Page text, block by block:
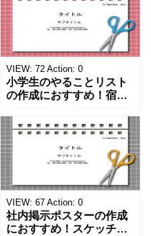
VIEW: 72 Action: 0
小学生のやることリスト
の作成におすすめ！宿題
事をまとめたい時のフォ
ーマットにおすすめしま
す。 ノートタイプのフォ
ーマットで文字入れをし
やすく、壁に貼ってもか
わいいデザインです。お
子さんが見てもテンショ
ンが上がるテンプレ
VIEW: 67 Action: 0
社内掲示ポスターの作成
におすすめ！スケッチブ